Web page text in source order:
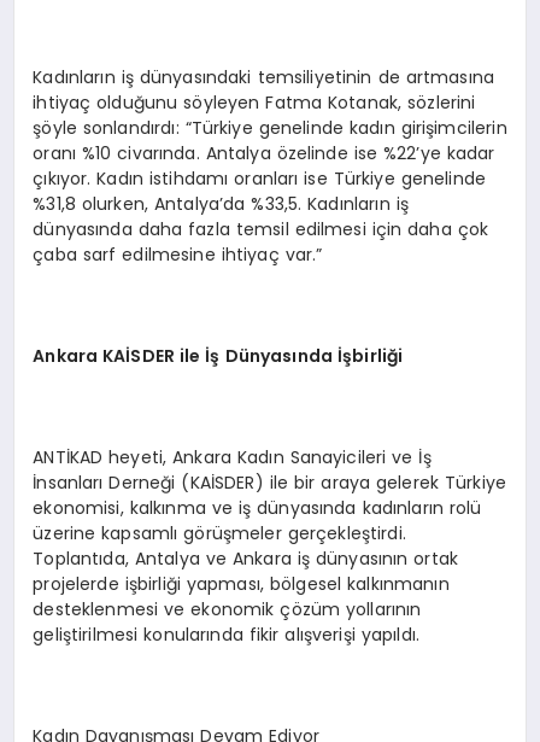
Kadınların iş dünyasındaki temsiliyetinin de artmasına
ihtiyaç olduğunu söyleyen Fatma Kotanak, sözlerini
şöyle sonlandırdı: “Türkiye genelinde kadın girişimcilerin
oranı %10 civarında. Antalya özelinde ise %22’ye kadar
çıkıyor. Kadın istihdamı oranları ise Türkiye genelinde
%31,8 olurken, Antalya’da %33,5. Kadınların iş
dünyasında daha fazla temsil edilmesi için daha çok
çaba sarf edilmesine ihtiyaç var.”
Ankara KAİSDER ile İş Dünyasında İşbirliği
ANTİKAD heyeti, Ankara Kadın Sanayicileri ve İş
İnsanları Derneği (KAİSDER) ile bir araya gelerek Türkiye
ekonomisi, kalkınma ve iş dünyasında kadınların rolü
üzerine kapsamlı görüşmeler gerçekleştirdi.
Toplantıda, Antalya ve Ankara iş dünyasının ortak
projelerde işbirliği yapması, bölgesel kalkınmanın
desteklenmesi ve ekonomik çözüm yollarının
geliştirilmesi konularında fikir alışverişi yapıldı.
Kadın Dayanışması Devam Ediyor